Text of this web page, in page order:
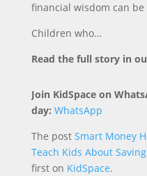
financial wisdom can
Children who…
Read the full story in
Join KidSpace on
day: WhatsApp
The post Smart Money
Teach Kids About
first on KidSpace.